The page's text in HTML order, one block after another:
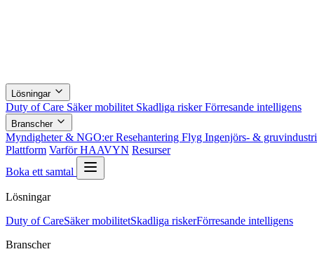
Lösningar
Duty of Care Säker mobilitet Skadliga riskerFörresande intelligens
Branscher
Myndigheter & NGO:erResehantering Flyg Ingenjörs- & gruvindustri
Plattform Varför HAAVYN Resurser
Boka ett samtal
Lösningar
Duty of CareSäker mobilitetSkadliga riskerFörresande intelligens
Branscher